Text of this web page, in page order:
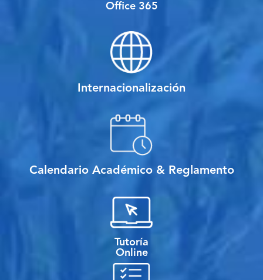
Office 365
Internacionalización
Calendario Académico & Reglamento
Tutoría
Online